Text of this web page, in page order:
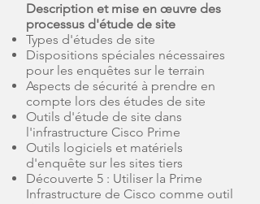
Description et mise en œuvre des
processus d'étude de site
Types d'études de site
Dispositions spéciales nécessaires
pour les enquêtes sur le terrain
Aspects de sécurité à prendre en
compte lors des études de site
Outils d'étude de site dans
l'infrastructure Cisco Prime
Outils logiciels et matériels
d'enquête sur les sites tiers
Découverte 5 : Utiliser la Prime
Infrastructure de Cisco comme outil